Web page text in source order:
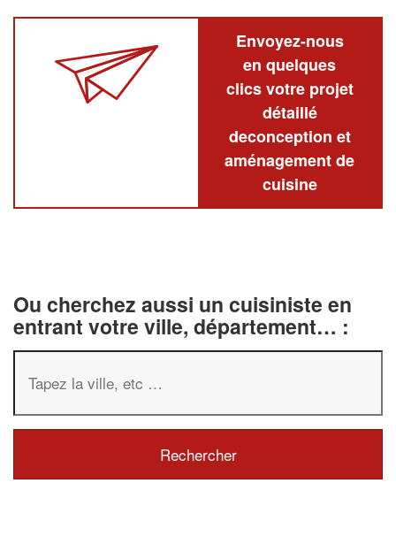
Envoyez-nous
en quelques
clics votre projet
détaillé
deconception et
aménagement de
cuisine
Ou cherchez aussi un cuisiniste en
entrant votre ville, département… :